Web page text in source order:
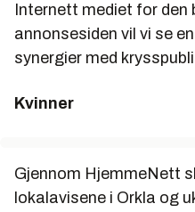
Internett mediet for den
annonsesiden vil vi se
synergier med
Kvinner
Gjennom HjemmeNett
lokalavisene i Orkla og